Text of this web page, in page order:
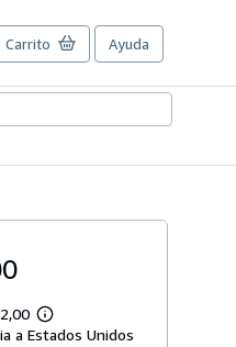
Carrito Ayuda
Más
información
a Estados Unidos